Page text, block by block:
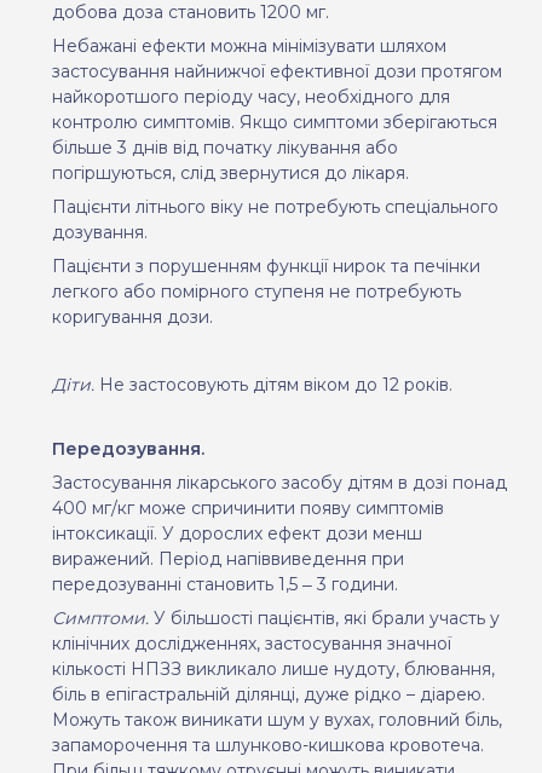
добова доза становить 1200 мг.
Небажані ефекти можна мінімізувати шляхом
застосування найнижчої ефективної дози протягом
найкоротшого періоду часу, необхідного для
контролю симптомів. Якщо симптоми зберігаються
більше 3 днів від початку лікування або
погіршуються, слід звернутися до лікаря.
Пацієнти літнього віку не потребують спеціального
дозування.
Пацієнти з порушенням функції нирок та печінки
легкого або помірного ступеня не потребують
коригування дози.
Діти. Не застосовують дітям віком до 12 років.
Передозування.
Застосування лікарського засобу дітям в дозі понад
400 мг/кг може спричинити появу симптомів
інтоксикації. У дорослих ефект дози менш
виражений. Період напіввиведення при
передозуванні становить 1,5 ‒ 3 години.
Симптоми. У більшості пацієнтів, які брали участь у
клінічних дослідженнях, застосування значної
кількості НПЗЗ викликало лише нудоту, блювання,
біль в епігастральній ділянці, дуже рідко – діарею.
Можуть також виникати шум у вухах, головний біль,
запаморочення та шлунково-кишкова кровотеча.